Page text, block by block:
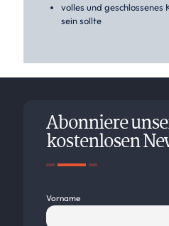
volles und
sein sollte
Abonniere
kostenlosen
Vorname